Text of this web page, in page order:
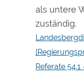
als untere
zuständig.
Referate